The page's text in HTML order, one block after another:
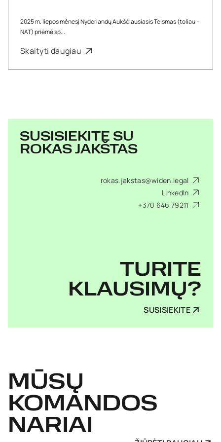
2025 m. liepos mėnesį Nyderlandų Aukščiausiasis Teismas (toliau –
NAT) priėmė sp...
Skaityti daugiau
SUSISIEKITE SU
ROKAS JAKŠTAS
rokas.jakstas@widen.legal
LinkedIn
+370 646 79211
TURITE
KLAUSIMŲ?
SUSISIEKITE
MŪSŲ
KOMANDOS
NARIAI